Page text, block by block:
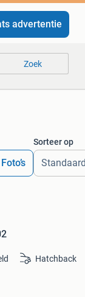
advertentie
Zoek
Foto’s
Sorteer op
Hatchback